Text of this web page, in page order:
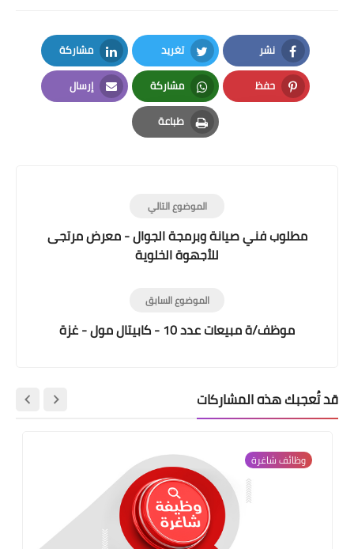
نشر
Facebook
تغريد
Twitter
مشاركة
LinkedIn
حفظ
Pinterest
مشاركة
Whatsapp
إرسال
Email
طباعة
Print
الموضوع التالي
مطلوب فني صيانة وبرمجة الجوال - معرض مرتجى
للأجهوة الخلوية
الموضوع السابق
موظف/ة مبيعات عدد 10 - كابيتال مول - غزة
قد تُعجبك هذه المشاركات
وظائف شاغرة